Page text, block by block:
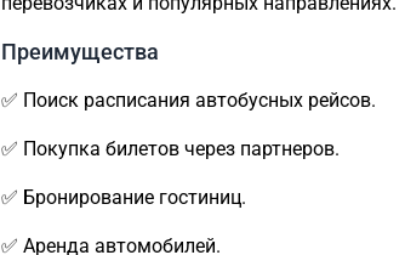
Преимущества
✅ Поиск расписания автобусных рейсов.
✅ Покупка билетов через партнеров.
✅ Бронирование гостиниц.
✅ Аренда автомобилей.